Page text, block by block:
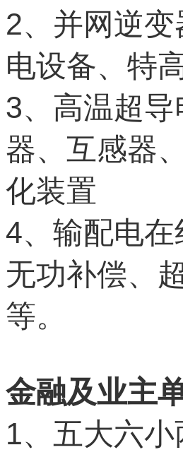
2、并网逆
电设备、特
3、高温超
器、互感器
化装置
4、输配电
无功补偿、
等。
金融及业主
1、五大六